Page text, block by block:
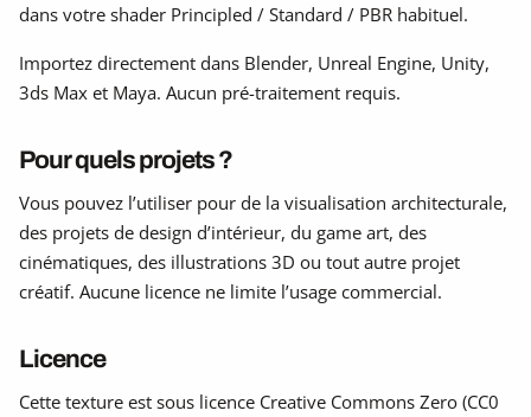
dans votre shader Principled / Standard / PBR habituel.
Importez directement dans Blender, Unreal Engine, Unity,
3ds Max et Maya. Aucun pré-traitement requis.
Pour quels projets ?
Vous pouvez l’utiliser pour de la visualisation architecturale,
des projets de design d’intérieur, du game art, des
cinématiques, des illustrations 3D ou tout autre projet
créatif. Aucune licence ne limite l’usage commercial.
Licence
Cette texture est sous licence Creative Commons Zero (CC0